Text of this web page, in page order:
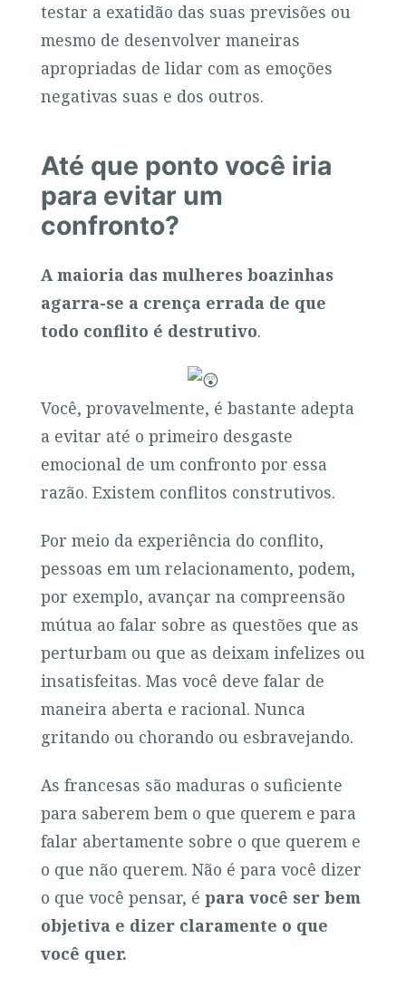
testar a exatidão das suas previsões ou
mesmo de desenvolver maneiras
apropriadas de lidar com as emoções
negativas suas e dos outros.
Até que ponto você iria
para evitar um
confronto?
A maioria das mulheres boazinhas
agarra-se a crença errada de que
todo conflito é destrutivo.
Você, provavelmente, é bastante adepta
a evitar até o primeiro desgaste
emocional de um confronto por essa
razão. Existem conflitos construtivos.
Por meio da experiência do conflito,
pessoas em um relacionamento, podem,
por exemplo, avançar na compreensão
mútua ao falar sobre as questões que as
perturbam ou que as deixam infelizes ou
insatisfeitas. Mas você deve falar de
maneira aberta e racional. Nunca
gritando ou chorando ou esbravejando.
As francesas são maduras o suficiente
para saberem bem o que querem e para
falar abertamente sobre o que querem e
o que não querem. Não é para você dizer
o que você pensar, é para você ser bem
objetiva e dizer claramente o que
você quer.